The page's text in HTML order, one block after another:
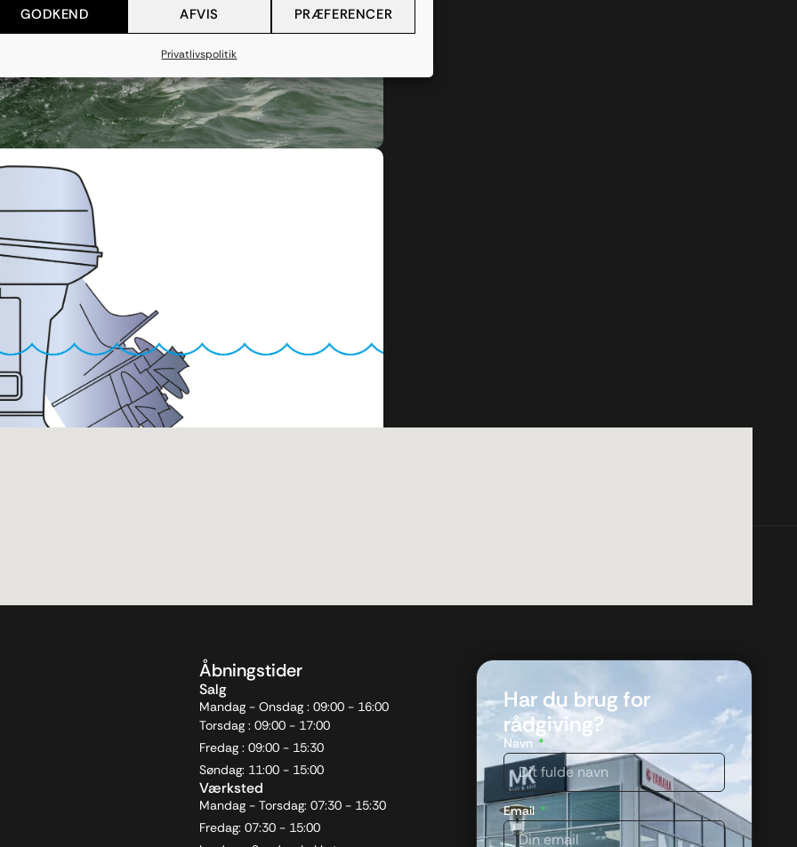
GODKEND AFVIS PRÆFERENCER
Privatlivspolitik
Åbningstider
Salg
Mandag - Onsdag : 09:00 - 16:00
Torsdag : 09:00 - 17:00
Fredag : 09:00 - 15:30
Søndag: 11:00 - 15:00
Værksted
Mandag - Torsdag: 07:30 - 15:30
Fredag: 07:30 - 15:00
Har du brug for
rådgiving?
Navn
Email